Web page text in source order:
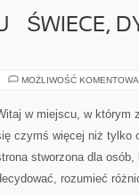
ŚWIECE,
MOŻLIWOŚĆ
w miejscu, w którym
czymś więcej niż tylko
stworzona dla
rozumieć